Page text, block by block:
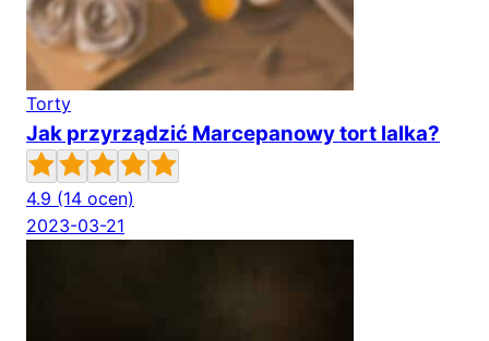
Torty
Jak przyrządzić Marcepanowy tort lalka?
4.9 (14 ocen)
2023-03-21